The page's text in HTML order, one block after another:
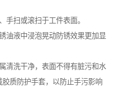
手扫或滚扫于工件表面。
油液中浸泡晃动防锈效果更加显
清洗干净，表面不得有脏污和水
质防护手套，以防止手污影响